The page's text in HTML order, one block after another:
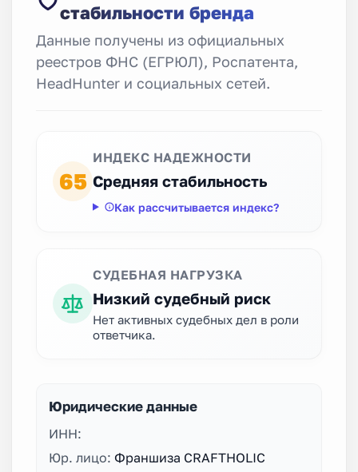
стабильности бренда
Данные получены из официальных
реестров ФНС (ЕГРЮЛ), Роспатента,
HeadHunter и социальных сетей.
65
ИНДЕКС НАДЕЖНОСТИ
Средняя стабильность
Как рассчитывается индекс?
СУДЕБНАЯ НАГРУЗКА
Низкий судебный риск
Нет активных судебных дел в роли
ответчика.
Юридические данные
ИНН:
Юр. лицо: Франшиза CRAFTHOLIC